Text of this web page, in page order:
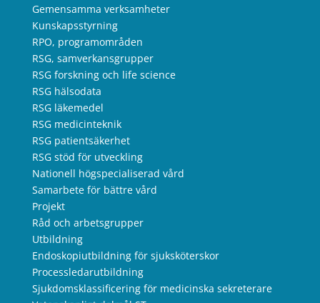
Gemensamma verksamheter
Kunskapsstyrning
RPO, programområden
RSG, samverkansgrupper
RSG forskning och life science
RSG hälsodata
RSG läkemedel
RSG medicinteknik
RSG patientsäkerhet
RSG stöd för utveckling
Nationell högspecialiserad vård
Samarbete för bättre vård
Projekt
Råd och arbetsgrupper
Utbildning
Endoskopiutbildning för sjuksköterskor
Processledarutbildning
Sjukdomsklassificering för medicinska sekreterare